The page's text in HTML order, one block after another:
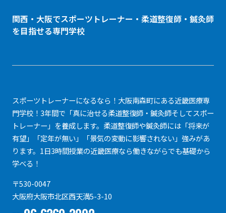
関西・大阪でスポーツトレーナー・ 柔道整復師 ・鍼灸師
を目指せる専門学校
スポーツトレーナーになるなら！大阪南森町にある近畿医療専
門学校！3年間で「真に治せる柔道整復師・鍼灸師そしてスポー
トレーナー」を養成します。柔道整復師や鍼灸師には「将来が
有望」「定年が無い」「景気の変動に影響されない」強みがあ
ります。1日3時間授業の近畿医療なら働きながらでも基礎から
学べる！
〒530-0047
大阪府大阪市北区西天満5-3-10